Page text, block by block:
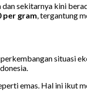
sekitarnya kini
per gram, tergantung
situasi
emas. Hal ini ikut